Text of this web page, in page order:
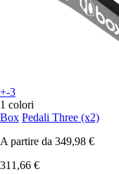
+-3
1 colori
Box Pedali Three (x2)
A partire da 349,98 €
311,66 €